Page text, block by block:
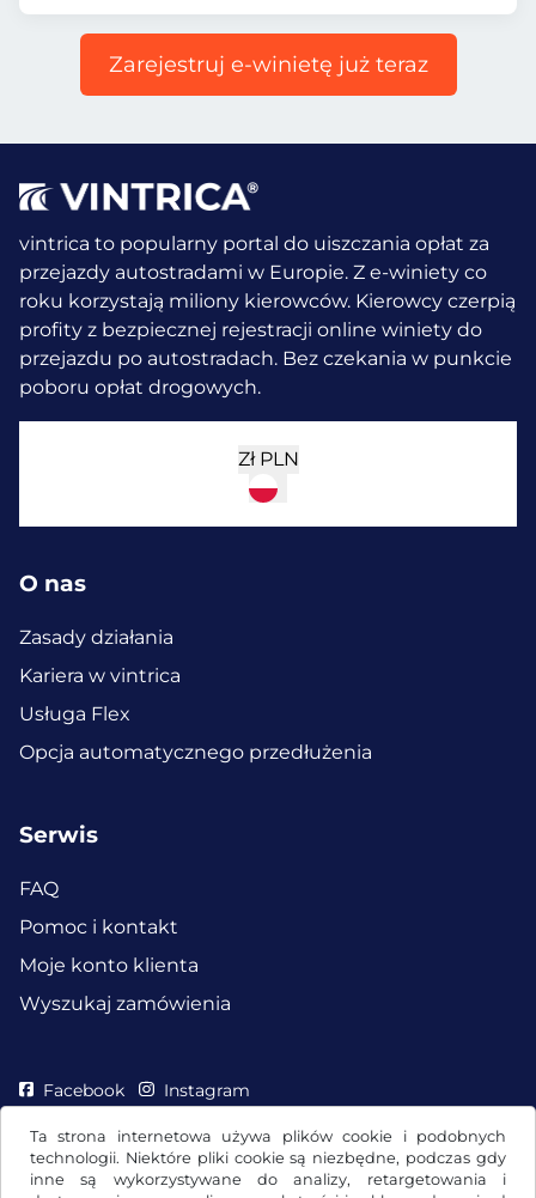
Ta strona internetowa używa plików cookie i podobnych
technologii. Niektóre pliki cookie są niezbędne, podczas gdy
inne są wykorzystywane do analizy, retargetowania i
Zarejestruj e-winietę już teraz
vintrica to popularny portal do uiszczania opłat za
przejazdy autostradami w Europie. Z e-winiety co
roku korzystają miliony kierowców. Kierowcy czerpią
profity z bezpiecznej rejestracji online winiety do
przejazdu po autostradach. Bez czekania w punkcie
poboru opłat drogowych.
Zł PLN
O nas
Zasady działania
Kariera w vintrica
Usługa Flex
Opcja automatycznego przedłużenia
Serwis
FAQ
Pomoc i kontakt
Moje konto klienta
Wyszukaj zamówienia
Facebook Instagram